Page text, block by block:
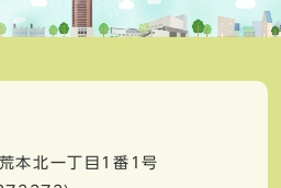
本北一丁目1番1号